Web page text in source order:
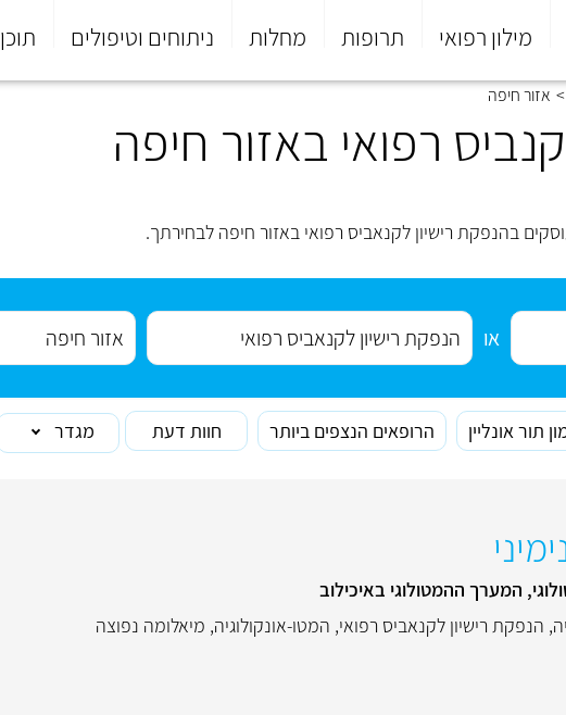
מילון רפואי תרופות מחלות ניתוחים וטיפולים תוכן
> אזור חיפה
רפואי באזור חיפה
בהנפקת רישיון לקנאביס רפואי באזור חיפה לבחירתך.
או
תור אונליין הרופאים הנצפים ביותר חוות דעת מגדר
המערך ההמטולוגי באיכילוב
, הנפקת רישיון לקנאביס רפואי, המטו-אונקולוגיה, מיאלומה נפוצה